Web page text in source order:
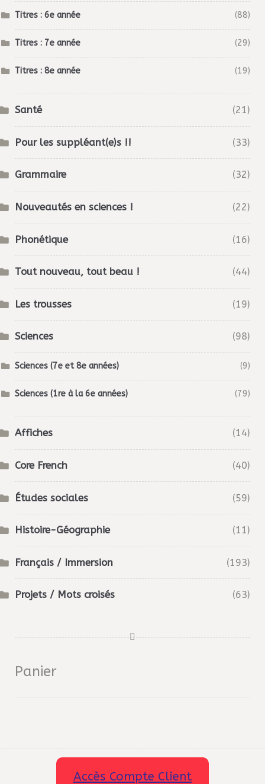
Titres : 6e année (88)
Titres : 7e année (29)
Titres : 8e année (19)
Santé (21)
Pour les suppléant(e)s !! (33)
Grammaire (32)
Nouveautés en sciences ! (22)
Phonétique (16)
Tout nouveau, tout beau ! (44)
Les trousses (19)
Sciences (98)
Sciences (7e et 8e années) (9)
Sciences (1re à la 6e années) (79)
Affiches (14)
Core French (40)
Études sociales (59)
Histoire-Géographie (11)
Français / Immersion (193)
Projets / Mots croisés (63)
Panier
Accès Compte Client